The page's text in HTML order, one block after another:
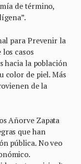
de término,
para Prevenir la
casos
hacia la población
color de piel. Más
de la
Añorve Zapata
que han
pública. No veo